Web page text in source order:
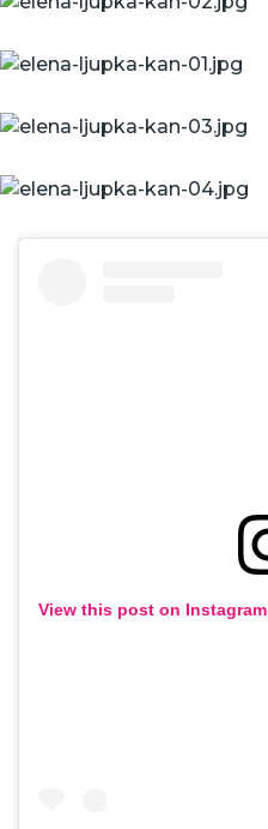
View this post on Instagram